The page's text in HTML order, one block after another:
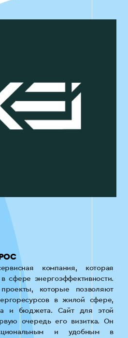
компания, которая
сфере энергоэффективности.
которые позволяют
в жилой сфере,
и бюджета. Сайт для этой
очередь его визитка. Он
и удобным в